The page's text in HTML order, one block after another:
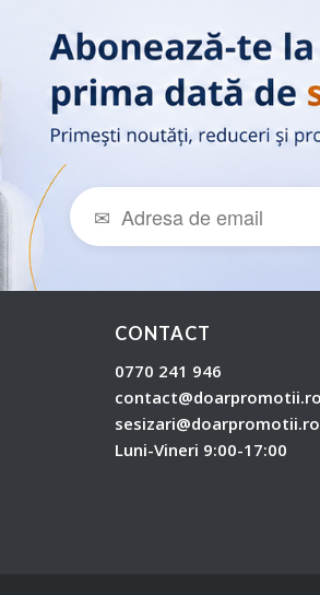
CONTACT
0770 241 946
sesizari@doarpromotii.ro
Luni-Vineri 9:00-17:00